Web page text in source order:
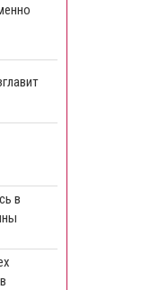
в